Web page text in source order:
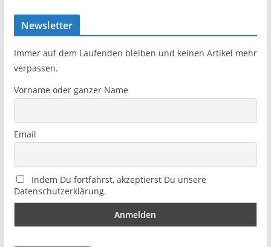
Newsletter
Immer auf dem Laufenden bleiben und keinen Artikel mehr
verpassen.
Vorname oder ganzer Name
Email
Indem Du fortfährst, akzeptierst Du unsere
Datenschutzerklärung.